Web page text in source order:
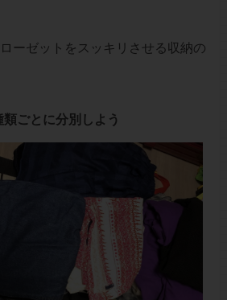
ーゼットをスッキリさせる収納の
ごとに分別しよう